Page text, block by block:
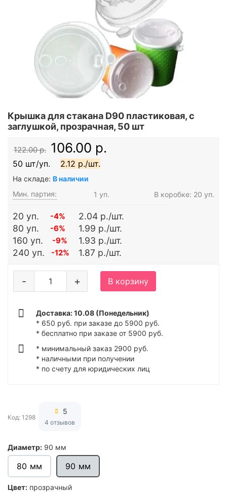
Крышка для стакана D90 пластиковая, с
заглушкой, прозрачная, 50 шт
Диаметр: 90 мм
80 мм 90 мм
Цвет: прозрачный
122.00 р. 106.00 р.
50 шт/уп. 2.12 р./шт.
На складе: В наличии
Мин. партия:
1 уп. В коробке: 20 уп.
20 уп. -4%
2.04 р./шт.
80 уп.
-6%
1.99 р./шт.
160 уп.
-9%
1.93 р./шт.
240 уп.
-12% 1.87 р./шт.
+
- В корзину
Доставка: 10.08 (Понедельник)
* 650 руб. при заказе до 5900 руб.
* бесплатно при заказе от 5900 руб.
* минимальный заказ 2900 руб.
* наличными при получении
* по счету для юридических лиц
Код: 1298
5
4 отзывов